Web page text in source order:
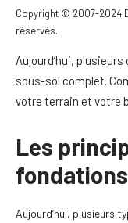
Copyright © 2007-2024
réservés.
globale de votre
Aujourd’hui,
sous-sol complet.
votre terrain et votre
Les
fondations
Aujourd’hui, plusieurs